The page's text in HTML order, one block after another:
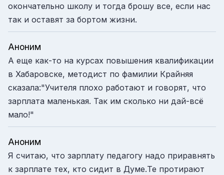
окончательно школу и тогда брошу все, если нас
так и оставят за бортом жизни.
Аноним
А еще как-то на курсах повышения квалификации
в Хабаровске, методист по фамилии Крайняя
сказала:"Учителя плохо работают и говорят, что
зарплата маленькая. Так им сколько ни дай-всё
мало!"
Аноним
Я считаю, что зарплату педагогу надо приравнять
к зарплате тех, кто сидит в Думе.Те протирают